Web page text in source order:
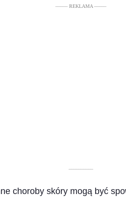
––––– REKLAMA –––––
––––––––––
choroby skóry mogą być